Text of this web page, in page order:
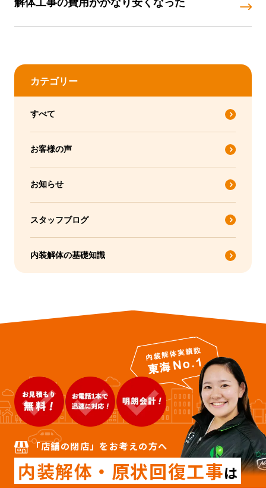
解体工事の費用がかなり安くなった
カテゴリー
すべて
お客様の声
お知らせ
スタッフブログ
内装解体の基礎知識
「店舗の閉店」をお考えの方へ
内装解体・原状回復工事は